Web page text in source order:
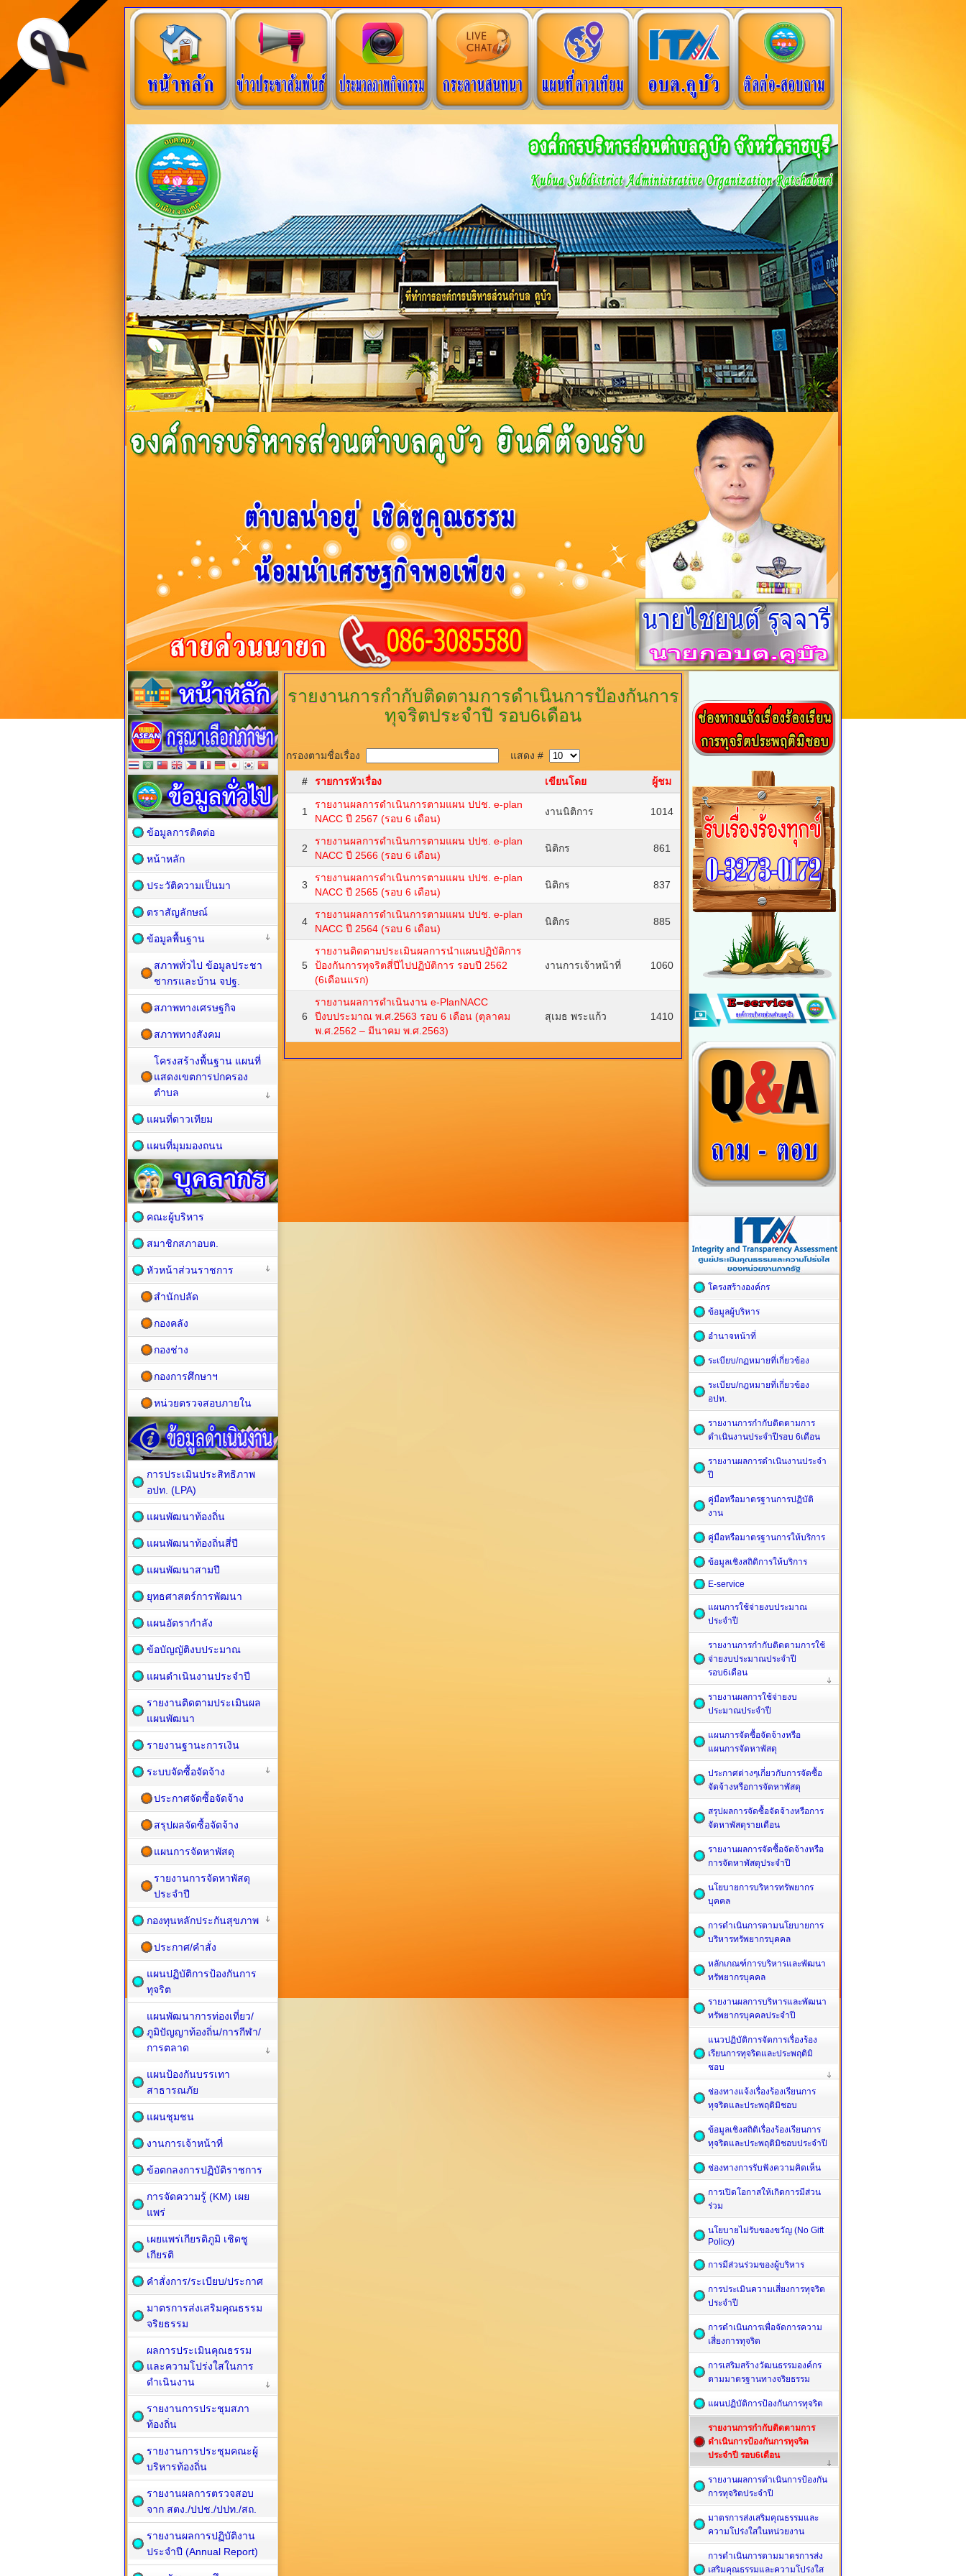
รายงานการกำกับติดตามการดำเนินการป้องกันการ
ทุจริตประจำปี รอบ6เดือน
กรองตามชื่อเรื่อง แสดง #
# รายการหัวเรื่อง เขียนโดย ผู้ชม
1
รายงานผลการดำเนินการตามแผน ปปช. e-plan
NACC ปี 2567 (รอบ 6 เดือน)
งานนิติการ 1014
2
รายงานผลการดำเนินการตามแผน ปปช. e-plan
NACC ปี 2566 (รอบ 6 เดือน)
นิติกร 861
3
รายงานผลการดำเนินการตามแผน ปปช. e-plan
NACC ปี 2565 (รอบ 6 เดือน)
นิติกร 837
4
รายงานผลการดำเนินการตามแผน ปปช. e-plan
NACC ปี 2564 (รอบ 6 เดือน)
นิติกร 885
5
รายงานติดตามประเมินผลการนำแผนปฏิบัติการ
ป้องกันการทุจริตสี่ปีไปปฏิบัติการ รอบปี 2562
(6เดือนแรก)
งานการเจ้าหน้าที่ 1060
6
รายงานผลการดำเนินงาน e-PlanNACC
ปีงบประมาณ พ.ศ.2563 รอบ 6 เดือน (ตุลาคม
พ.ศ.2562 – มีนาคม พ.ศ.2563)
สุเมธ พระแก้ว 1410
ข้อมูลการติดต่อ
หน้าหลัก
ประวัติความเป็นมา
ตราสัญลักษณ์
ข้อมูลพื้นฐาน
สภาพทั่วไป ข้อมูลประชา
ชากรและบ้าน จปฐ.
สภาพทางเศรษฐกิจ
สภาพทางสังคม
โครงสร้างพื้นฐาน แผนที่
แสดงเขตการปกครอง
ตำบล
แผนที่ดาวเทียม
แผนที่มุมมองถนน
คณะผู้บริหาร
สมาชิกสภาอบต.
หัวหน้าส่วนราชการ
สำนักปลัด
กองคลัง
กองช่าง
กองการศึกษาฯ
หน่วยตรวจสอบภายใน
การประเมินประสิทธิภาพ
อปท. (LPA)
แผนพัฒนาท้องถิ่น
แผนพัฒนาท้องถิ่นสี่ปี
แผนพัฒนาสามปี
ยุทธศาสตร์การพัฒนา
แผนอัตรากำลัง
ข้อบัญญัติงบประมาณ
แผนดำเนินงานประจำปี
รายงานติดตามประเมินผล
แผนพัฒนา
รายงานฐานะการเงิน
ระบบจัดซื้อจัดจ้าง
ประกาศจัดซื้อจัดจ้าง
สรุปผลจัดซื้อจัดจ้าง
แผนการจัดหาพัสดุ
รายงานการจัดหาพัสดุ
ประจำปี
กองทุนหลักประกันสุขภาพ
ประกาศ/คำสั่ง
แผนปฏิบัติการป้องกันการ
ทุจริต
แผนพัฒนาการท่องเที่ยว/
ภูมิปัญญาท้องถิ่น/การกีฬา/
การตลาด
แผนป้องกันบรรเทา
สาธารณภัย
แผนชุมชน
งานการเจ้าหน้าที่
ข้อตกลงการปฏิบัติราชการ
การจัดความรู้ (KM) เผย
แพร่
เผยแพร่เกียรติภูมิ เชิดชู
เกียรติ
คำสั่งการ/ระเบียบ/ประกาศ
มาตรการส่งเสริมคุณธรรม
จริยธรรม
ผลการประเมินคุณธรรม
และความโปร่งใสในการ
ดำเนินงาน
รายงานการประชุมสภา
ท้องถิ่น
รายงานการประชุมคณะผู้
บริหารท้องถิ่น
รายงานผลการตรวจสอบ
จาก สตง./ปปช./ปปท./สถ.
รายงานผลการปฏิบัติงาน
ประจำปี (Annual Report)
โครงสร้างองค์กร
ข้อมูลผู้บริหาร
อำนาจหน้าที่
ระเบียบ/กฏหมายที่เกี่ยวข้อง
ระเบียบ/กฎหมายที่เกี่ยวข้อง
อปท.
รายงานการกำกับติดตามการ
ดำเนินงานประจำปีรอบ 6เดือน
รายงานผลการดำเนินงานประจำ
ปี
คู่มือหรือมาตรฐานการปฏิบัติ
งาน
คู่มือหรือมาตรฐานการให้บริการ
ข้อมูลเชิงสถิติการให้บริการ
E-service
แผนการใช้จ่ายงบประมาณ
ประจำปี
รายงานการกำกับติดตามการใช้
จ่ายงบประมาณประจำปี
รอบ6เดือน
รายงานผลการใช้จ่ายงบ
ประมาณประจำปี
แผนการจัดซื้อจัดจ้างหรือ
แผนการจัดหาพัสดุ
ประกาศต่างๆเกี่ยวกับการจัดซื้อ
จัดจ้างหรือการจัดหาพัสดุ
สรุปผลการจัดซื้อจัดจ้างหรือการ
จัดหาพัสดุรายเดือน
รายงานผลการจัดซื้อจัดจ้างหรือ
การจัดหาพัสดุประจำปี
นโยบายการบริหารทรัพยากร
บุคคล
การดำเนินการตามนโยบายการ
บริหารทรัพยากรบุคคล
หลักเกณฑ์การบริหารและพัฒนา
ทรัพยากรบุคคล
รายงานผลการบริหารและพัฒนา
ทรัพยากรบุคคลประจำปี
แนวปฏิบัติการจัดการเรื่องร้อง
เรียนการทุจริตและประพฤติมิ
ชอบ
ช่องทางแจ้งเรื่องร้องเรียนการ
ทุจริตและประพฤติมิชอบ
ข้อมูลเชิงสถิติเรื่องร้องเรียนการ
ทุจริตและประพฤติมิชอบประจำปี
ช่องทางการรับฟังความคิดเห็น
การเปิดโอกาสให้เกิดการมีส่วน
ร่วม
นโยบายไม่รับของขวัญ (No Gift
Policy)
การมีส่วนร่วมของผู้บริหาร
การประเมินความเสี่ยงการทุจริต
ประจำปี
การดำเนินการเพื่อจัดการความ
เสี่ยงการทุจริต
การเสริมสร้างวัฒนธรรมองค์กร
ตามมาตรฐานทางจริยธรรม
แผนปฏิบัติการป้องกันการทุจริต
รายงานการกำกับติดตามการ
ดำเนินการป้องกันการทุจริต
ประจำปี รอบ6เดือน
รายงานผลการดำเนินการป้องกัน
การทุจริตประจำปี
มาตรการส่งเสริมคุณธรรมและ
ความโปร่งใสในหน่วยงาน
การดำเนินการตามมาตรการส่ง
เสริมคุณธรรมและความโปร่งใส